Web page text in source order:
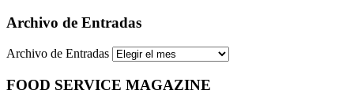
Archivo de Entradas
Archivo de Entradas
FOOD SERVICE MAGAZINE